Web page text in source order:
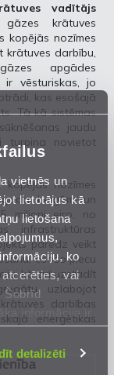
vietnēs un
lietotājus kā
lietošana
ko
vai
Šobrīd
informācija ir
detalizēti
vadītājs
krātuves
kopējās nozīmes
krātuves darbību,
apgādes
ir vēsturiskas, jo
kas esošajā
Tā kā sistēmas
jaudu
turpina novietot
kopējās nozīmes
beigām un
miljoni eiro, no
infrastruktūras
paredz veikt
esošo piecu
kā arī uzstādīt
uzlabojot
darbības
enerģētikas